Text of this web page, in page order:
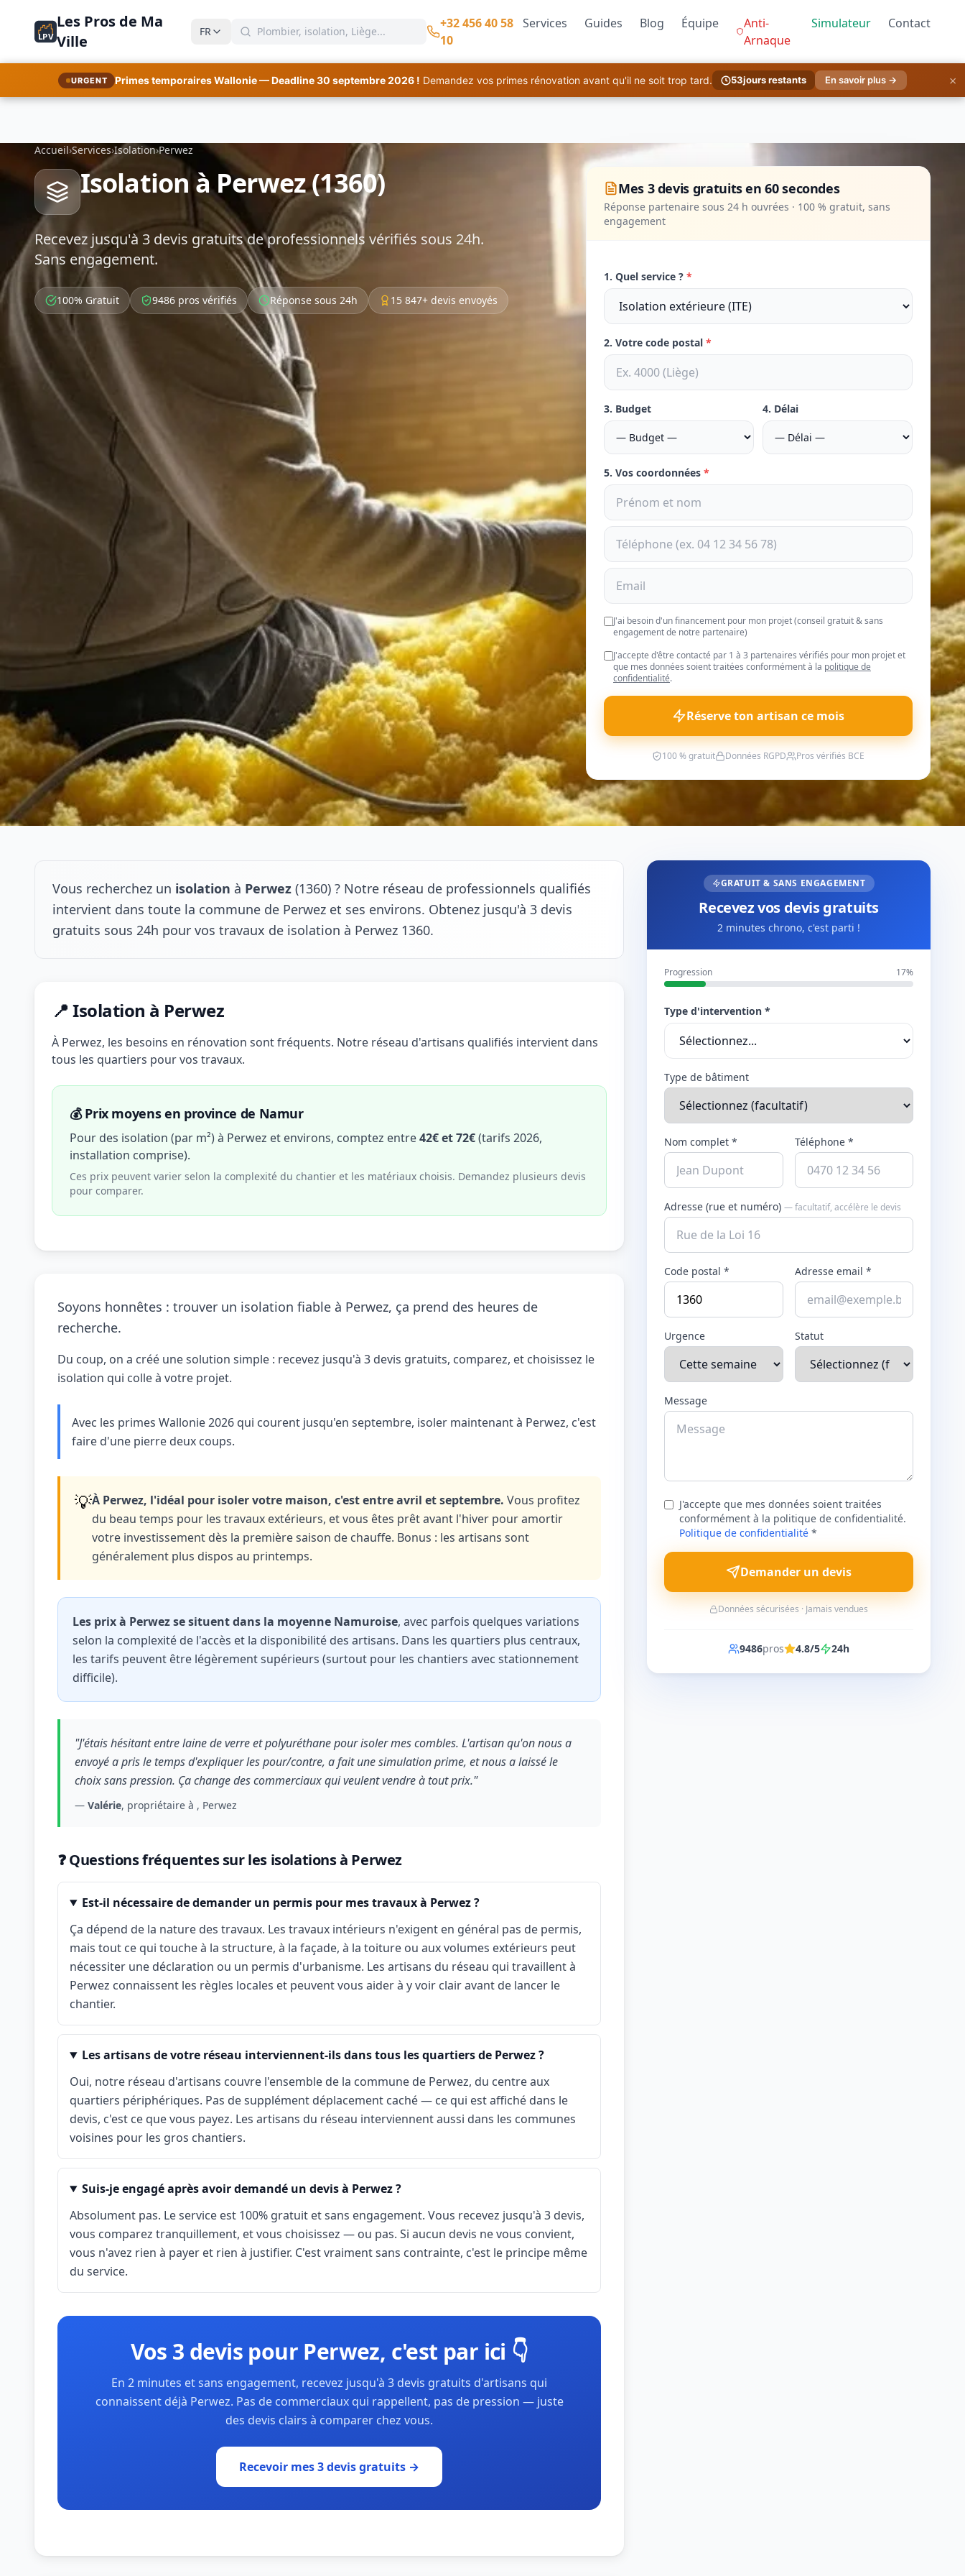
LPV
Les Pros de Ma
Ville
FR
+32 456 40 58
10
Services Guides Blog Équipe
Anti-
Arnaque
Simulateur Contact
URGENT Primes temporaires Wallonie — Deadline 30 septembre 2026 ! Demandez vos primes rénovation avant qu'il ne soit trop tard. 53jours restants En savoir plus → ×
Accueil›Services›Isolation›Perwez
Isolation à Perwez (1360)
Recevez jusqu'à 3 devis gratuits de professionnels vérifiés sous 24h.
Sans engagement.
100% Gratuit 9486 pros vérifiés Réponse sous 24h 15 847+ devis envoyés
Mes 3 devis gratuits en 60 secondes
Réponse partenaire sous 24 h ouvrées · 100 % gratuit, sans
engagement
1. Quel service ? *
2. Votre code postal *
3. Budget 4. Délai
5. Vos coordonnées *
J'ai besoin d'un financement pour mon projet (conseil gratuit & sans
engagement de notre partenaire)
J'accepte d'être contacté par 1 à 3 partenaires vérifiés pour mon projet et
que mes données soient traitées conformément à la politique de
confidentialité.
Réserve ton artisan ce mois
100 % gratuit Données RGPD Pros vérifiés BCE
Vous recherchez un isolation à Perwez (1360) ? Notre réseau de professionnels qualifiés
intervient dans toute la commune de Perwez et ses environs. Obtenez jusqu'à 3 devis
gratuits sous 24h pour vos travaux de isolation à Perwez 1360.
📍 Isolation à Perwez
À Perwez, les besoins en rénovation sont fréquents. Notre réseau d'artisans qualifiés intervient dans
tous les quartiers pour vos travaux.
💰 Prix moyens en province de Namur
Pour des isolation (par m²) à Perwez et environs, comptez entre42€ et 72€(tarifs 2026,
installation comprise).
Ces prix peuvent varier selon la complexité du chantier et les matériaux choisis. Demandez plusieurs devis
pour comparer.
Soyons honnêtes : trouver un isolation fiable à Perwez, ça prend des heures de
recherche.
Du coup, on a créé une solution simple : recevez jusqu'à 3 devis gratuits, comparez, et choisissez le
isolation qui colle à votre projet.
Avec les primes Wallonie 2026 qui courent jusqu'en septembre, isoler maintenant à Perwez, c'est
faire d'une pierre deux coups.
💡À Perwez, l'idéal pour isoler votre maison, c'est entre avril et septembre. Vous profitez
du beau temps pour les travaux extérieurs, et vous êtes prêt avant l'hiver pour amortir
votre investissement dès la première saison de chauffe. Bonus : les artisans sont
généralement plus dispos au printemps.
Les prix à Perwez se situent dans la moyenne Namuroise, avec parfois quelques variations
selon la complexité de l'accès et la disponibilité des artisans. Dans les quartiers plus centraux,
les tarifs peuvent être légèrement supérieurs (surtout pour les chantiers avec stationnement
difficile).
"J'étais hésitant entre laine de verre et polyuréthane pour isoler mes combles. L'artisan qu'on nous a
envoyé a pris le temps d'expliquer les pour/contre, a fait une simulation prime, et nous a laissé le
choix sans pression. Ça change des commerciaux qui veulent vendre à tout prix."
— Valérie, propriétaire à , Perwez
❓ Questions fréquentes sur les isolations à Perwez
Est-il nécessaire de demander un permis pour mes travaux à Perwez ?
Ça dépend de la nature des travaux. Les travaux intérieurs n'exigent en général pas de permis,
mais tout ce qui touche à la structure, à la façade, à la toiture ou aux volumes extérieurs peut
nécessiter une déclaration ou un permis d'urbanisme. Les artisans du réseau qui travaillent à
Perwez connaissent les règles locales et peuvent vous aider à y voir clair avant de lancer le
chantier.
Les artisans de votre réseau interviennent-ils dans tous les quartiers de Perwez ?
Oui, notre réseau d'artisans couvre l'ensemble de la commune de Perwez, du centre aux
quartiers périphériques. Pas de supplément déplacement caché — ce qui est affiché dans le
devis, c'est ce que vous payez. Les artisans du réseau interviennent aussi dans les communes
voisines pour les gros chantiers.
Suis-je engagé après avoir demandé un devis à Perwez ?
Absolument pas. Le service est 100% gratuit et sans engagement. Vous recevez jusqu'à 3 devis,
vous comparez tranquillement, et vous choisissez — ou pas. Si aucun devis ne vous convient,
vous n'avez rien à payer et rien à justifier. C'est vraiment sans contrainte, c'est le principe même
du service.
Vos 3 devis pour Perwez, c'est par ici 👇
En 2 minutes et sans engagement, recevez jusqu'à 3 devis gratuits d'artisans qui
connaissent déjà Perwez. Pas de commerciaux qui rappellent, pas de pression — juste
des devis clairs à comparer chez vous.
Recevoir mes 3 devis gratuits →
GRATUIT & SANS ENGAGEMENT
Recevez vos devis gratuits
2 minutes chrono, c'est parti !
Progression 17%
Type d'intervention *
Type de bâtiment
Nom complet * Téléphone *
Adresse (rue et numéro)— facultatif, accélère le devis
Code postal * Adresse email *
Urgence Statut
Message
J'accepte que mes données soient traitées
conformément à la politique de confidentialité.
Politique de confidentialité *
Demander un devis
Données sécurisées · Jamais vendues
9486pros 4.8/5 24h